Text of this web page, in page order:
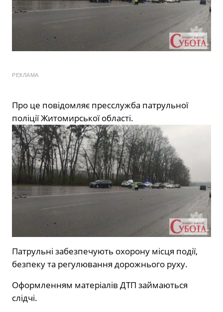
РЕКЛАМА
Про це повідомляє пресслужба патрульної
поліції Житомирської області.
Патрульні забезпечують охорону місця події,
безпеку та регулювання дорожнього руху.
Оформленням матеріалів ДТП займаються
слідчі.